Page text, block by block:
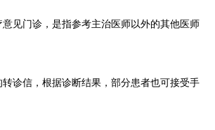
见门诊，是指参考主治医师以外的其他医师
诊信，根据诊断结果，部分患者也可接受手